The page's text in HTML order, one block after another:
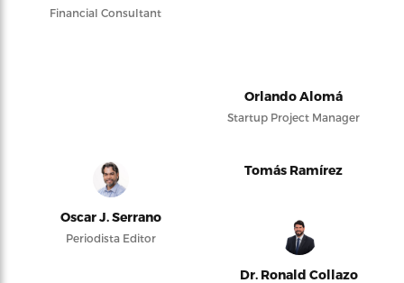
Financial Consultant
Orlando Alomá
Startup Project Manager
Oscar J. Serrano
Periodista Editor
Tomás Ramírez
Dr. Ronald Collazo